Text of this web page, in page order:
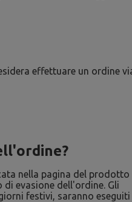
effettuare un ordine
nella pagina del prodotto
evasione dell'ordine. Gli
festivi, saranno eseguiti